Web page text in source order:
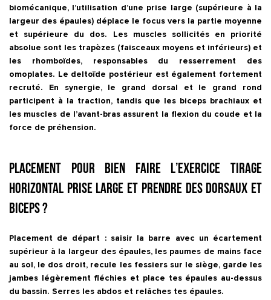
biomécanique, l’utilisation d’une prise large (supérieure à la
largeur des épaules) déplace le focus vers la partie moyenne
et supérieure du dos. Les muscles sollicités en priorité
absolue sont les trapèzes (faisceaux moyens et inférieurs) et
les rhomboïdes, responsables du resserrement des
omoplates. Le deltoïde postérieur est également fortement
recruté. En synergie, le grand dorsal et le grand rond
participent à la traction, tandis que les biceps brachiaux et
les muscles de l’avant-bras assurent la flexion du coude et la
force de préhension.
Placement pour bien faire l’exercice Tirage
horizontal prise large et prendre des dorsaux et
biceps ?
Placement de départ : saisir la barre avec un écartement
supérieur à la largeur des épaules, les paumes de mains face
au sol, le dos droit, recule les fessiers sur le siège, garde les
jambes légèrement fléchies et place tes épaules au-dessus
du bassin. Serres les abdos et relâches tes épaules.